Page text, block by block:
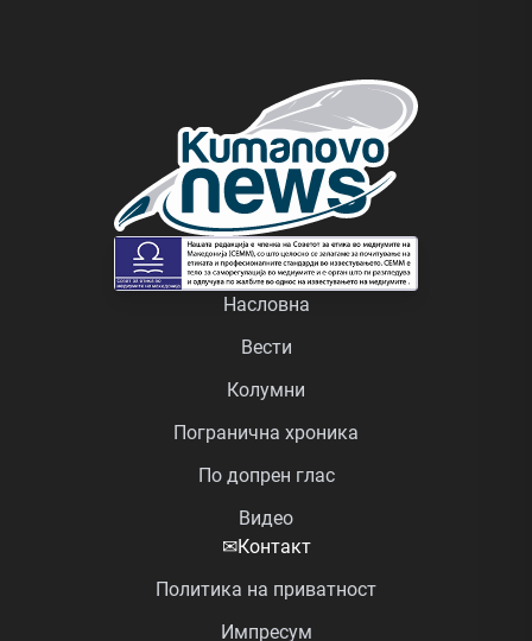
Насловна
Вести
Колумни
Погранична хроника
По допрен глас
Видео
✉Контакт
Политика на приватност
Импресум